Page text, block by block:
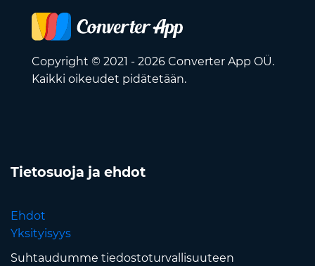
Copyright © 2021 - 2026 Converter App OÜ.
Kaikki oikeudet pidätetään.
Tietosuoja ja ehdot
Ehdot
Yksityisyys
Suhtaudumme tiedostoturvallisuuteen